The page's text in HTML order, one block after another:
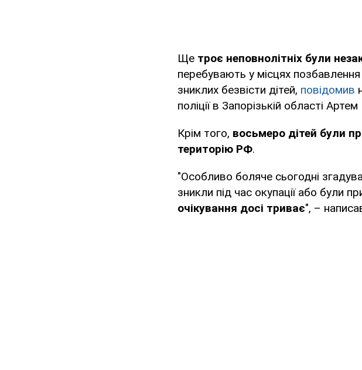
Ще троє неповнолітніх були
перебувають у місцях
зниклих безвісти дітей, повідомив
поліції в Запорізькій області
Крім того, восьмеро дітей були
територію РФ.
"Особливо боляче сьогодні
зникли під час окупації або були
очікування досі триває", –